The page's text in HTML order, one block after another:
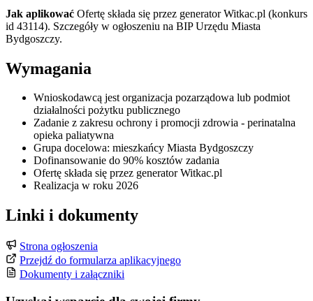
Jak aplikować Ofertę składa się przez generator Witkac.pl (konkurs
id 43114). Szczegóły w ogłoszeniu na BIP Urzędu Miasta
Bydgoszczy.
Wymagania
Wnioskodawcą jest organizacja pozarządowa lub podmiot
działalności pożytku publicznego
Zadanie z zakresu ochrony i promocji zdrowia - perinatalna
opieka paliatywna
Grupa docelowa: mieszkańcy Miasta Bydgoszczy
Dofinansowanie do 90% kosztów zadania
Ofertę składa się przez generator Witkac.pl
Realizacja w roku 2026
Linki i dokumenty
Strona ogłoszenia
Przejdź do formularza aplikacyjnego
Dokumenty i załączniki